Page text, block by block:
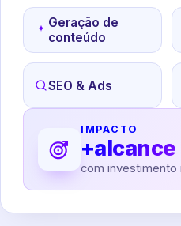
Geração de
conteúdo
SEO & Ads
IMPACTO
+alcance
com investimento